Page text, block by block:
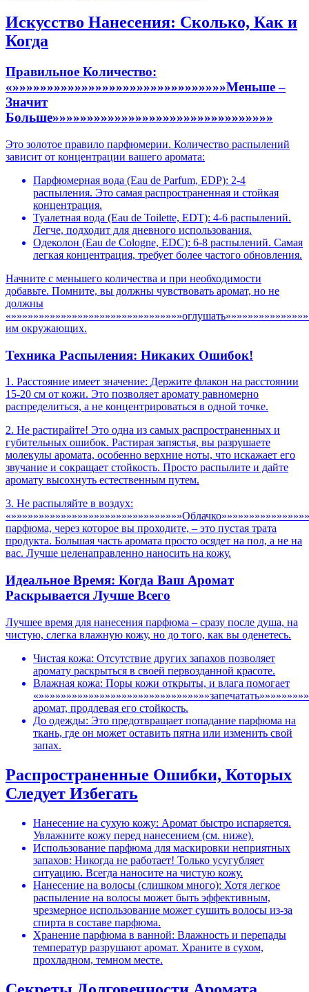
Искусство Нанесения: Сколько, Как и
Когда
Правильное Количество:
«»»»»»»»»»»»»»»»»»»»»»»»»»»»»»»»Меньше –
Значит
Больше»»»»»»»»»»»»»»»»»»»»»»»»»»»»»»»»
Это золотое правило парфюмерии. Количество распылений
зависит от концентрации вашего аромата:
Парфюмерная вода (Eau de Parfum, EDP): 2-4
распыления. Это самая распространенная и стойкая
концентрация.
Туалетная вода (Eau de Toilette, EDT): 4-6 распылений.
Легче, подходит для дневного использования.
Одеколон (Eau de Cologne, EDC): 6-8 распылений. Самая
легкая концентрация, требует более частого обновления.
Начните с меньшего количества и при необходимости
добавьте. Помните, вы должны чувствовать аромат, но не
должны
им окружающих.
Техника Распыления: Никаких Ошибок!
1. Расстояние имеет значение: Держите флакон на расстоянии
15-20 см от кожи. Это позволяет аромату равномерно
распределиться, а не концентрироваться в одной точке.
2. Не растирайте! Это одна из самых распространенных и
губительных ошибок. Растирая запястья, вы разрушаете
молекулы аромата, особенно верхние ноты, что искажает его
звучание и сокращает стойкость. Просто распылите и дайте
аромату высохнуть естественным путем.
3. Не распыляйте в воздух:
парфюма, через которое вы проходите, – это пустая трата
продукта. Большая часть аромата просто осядет на пол, а не на
вас. Лучше целенаправленно наносить на кожу.
Идеальное Время: Когда Ваш Аромат
Раскрывается Лучше Всего
Лучшее время для нанесения парфюма – сразу после душа, на
чистую, слегка влажную кожу, но до того, как вы оденетесь.
Чистая кожа: Отсутствие других запахов позволяет
аромату раскрыться в своей первозданной красоте.
Влажная кожа: Поры кожи открыты, и влага помогает
аромат, продлевая его стойкость.
До одежды: Это предотвращает попадание парфюма на
ткань, где он может оставить пятна или изменить свой
запах.
Распространенные Ошибки, Которых
Следует Избегать
Нанесение на сухую кожу: Аромат быстро испаряется.
Увлажните кожу перед нанесением (см. ниже).
Использование парфюма для маскировки неприятных
запахов: Никогда не работает! Только усугубляет
ситуацию. Всегда наносите на чистую кожу.
Нанесение на волосы (слишком много): Хотя легкое
распыление на волосы может быть эффективным,
чрезмерное использование может сушить волосы из-за
спирта в составе парфюма.
Хранение парфюма в ванной: Влажность и перепады
температур разрушают аромат. Храните в сухом,
прохладном, темном месте.